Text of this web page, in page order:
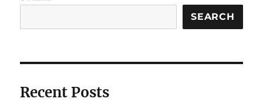
SEARCH
Recent Posts